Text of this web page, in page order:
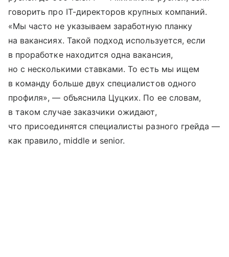
говорить про IT-директоров крупных компаний.
«Мы часто не указываем заработную планку
на вакансиях. Такой подход используется, если
в проработке находится одна вакансия,
но с несколькими ставками. То есть мы ищем
в команду больше двух специалистов одного
профиля», — объяснила Цуцких. По ее словам,
в таком случае заказчики ожидают,
что присоединятся специалисты разного грейда —
как правило, middle и senior.